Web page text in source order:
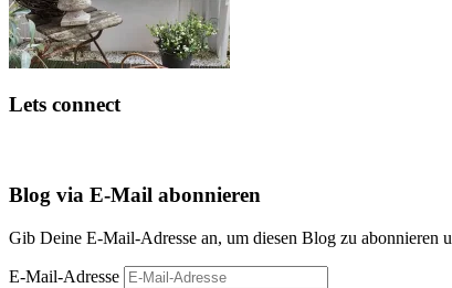
Lets connect
Blog via E-Mail abonnieren
Gib Deine E-Mail-Adresse an, um diesen Blog zu abonnieren
E-Mail-Adresse